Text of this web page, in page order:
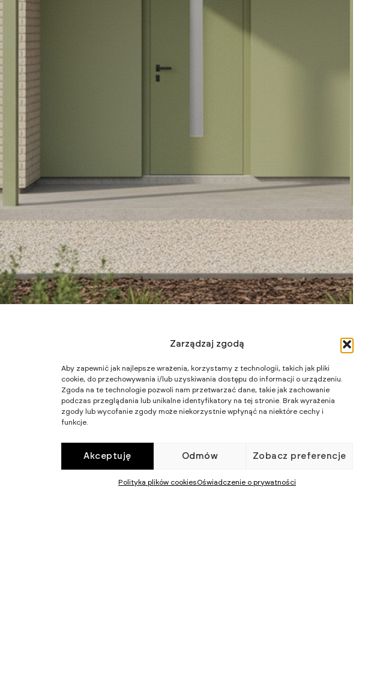
Zarządzaj zgodą
Aby zapewnić jak najlepsze wrażenia, korzystamy z technologii, takich jak pliki
cookie, do przechowywania i/lub uzyskiwania dostępu do informacji o urządzeniu.
Zgoda na te technologie pozwoli nam przetwarzać dane, takie jak zachowanie
podczas przeglądania lub unikalne identyfikatory na tej stronie. Brak wyrażenia
zgody lub wycofanie zgody może niekorzystnie wpłynąć na niektóre cechy i
funkcje.
Akceptuję Odmów Zobacz preferencje
Polityka plików cookiesOświadczenie o prywatności